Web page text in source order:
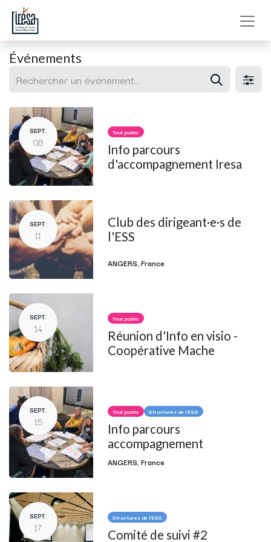
Événements
SEPT.
08
Tout public
Info parcours
d'accompagnement Iresa
SEPT.
11
Club des dirigeant·e·s de
l'ESS
ANGERS,France
SEPT.
14
Tout public
Réunion d'Info en visio -
Coopérative Mache
SEPT.
15
Tout public Structures de l'ESS
Info parcours
accompagnement
ANGERS,France
SEPT.
17
Structures de l'ESS
Comité de suivi #2